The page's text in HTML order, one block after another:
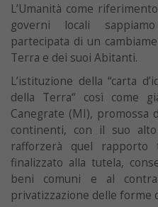
L’Umanità come
governi locali
partecipata di un
Terra e dei suoi Abitanti.
L’istituzione della “carta
della Terra“ così come
Canegrate (MI), promossa
continenti, con il suo
rafforzerà quel
finalizzato alla tutela,
beni comuni e al
privatizzazione delle forme